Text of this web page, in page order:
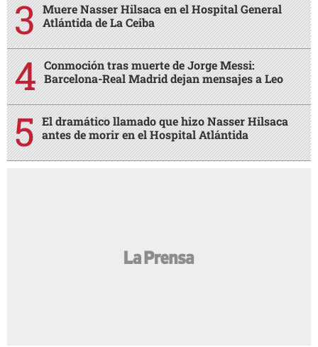
Muere Nasser Hilsaca en el Hospital General
Atlántida de La Ceiba
Conmoción tras muerte de Jorge Messi:
Barcelona-Real Madrid dejan mensajes a Leo
El dramático llamado que hizo Nasser Hilsaca
antes de morir en el Hospital Atlántida